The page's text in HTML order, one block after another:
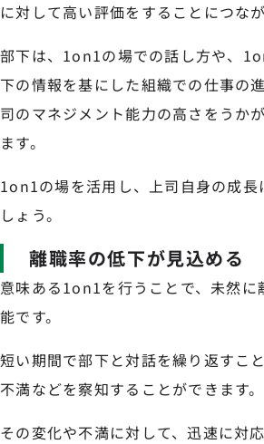
に対して高い評価をすることにつなが
部下は、1on1の場での話し方や、
下の情報を基にした組織での仕事の
司のマネジメント能力の高さをうか
ます。
1on1の場を活用し、上司自身の成長
しょう。
離職率の低下が見込める
意味ある1on1を行うことで、未然に
能です。
短い期間で部下と対話を繰り返すこ
不満などを察知することができます。
その変化や不満に対して、迅速に対